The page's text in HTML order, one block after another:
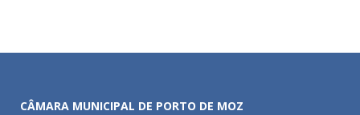
CÂMARA MUNICIPAL DE PORTO DE MOZ